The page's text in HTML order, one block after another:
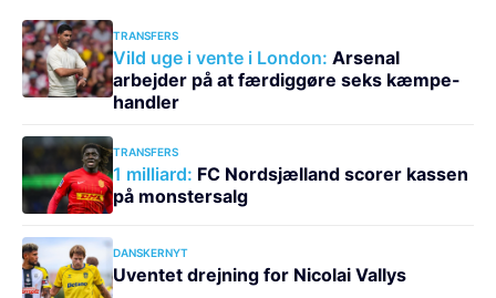
TRANSFERS
Vild uge i vente i London: Arsenal
arbejder på at færdiggøre seks kæmpe-
handler
TRANSFERS
1 milliard: FC Nordsjælland scorer kassen
på monstersalg
DANSKERNYT
Uventet drejning for Nicolai Vallys